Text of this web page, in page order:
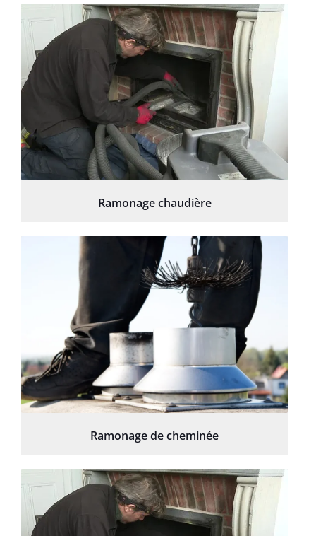
Ramonage chaudière
Ramonage de cheminée